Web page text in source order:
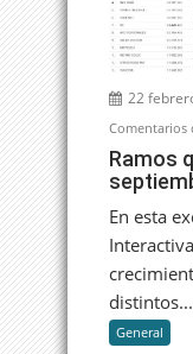
22
Comentarios
Ramos
En esta
distintos...
General